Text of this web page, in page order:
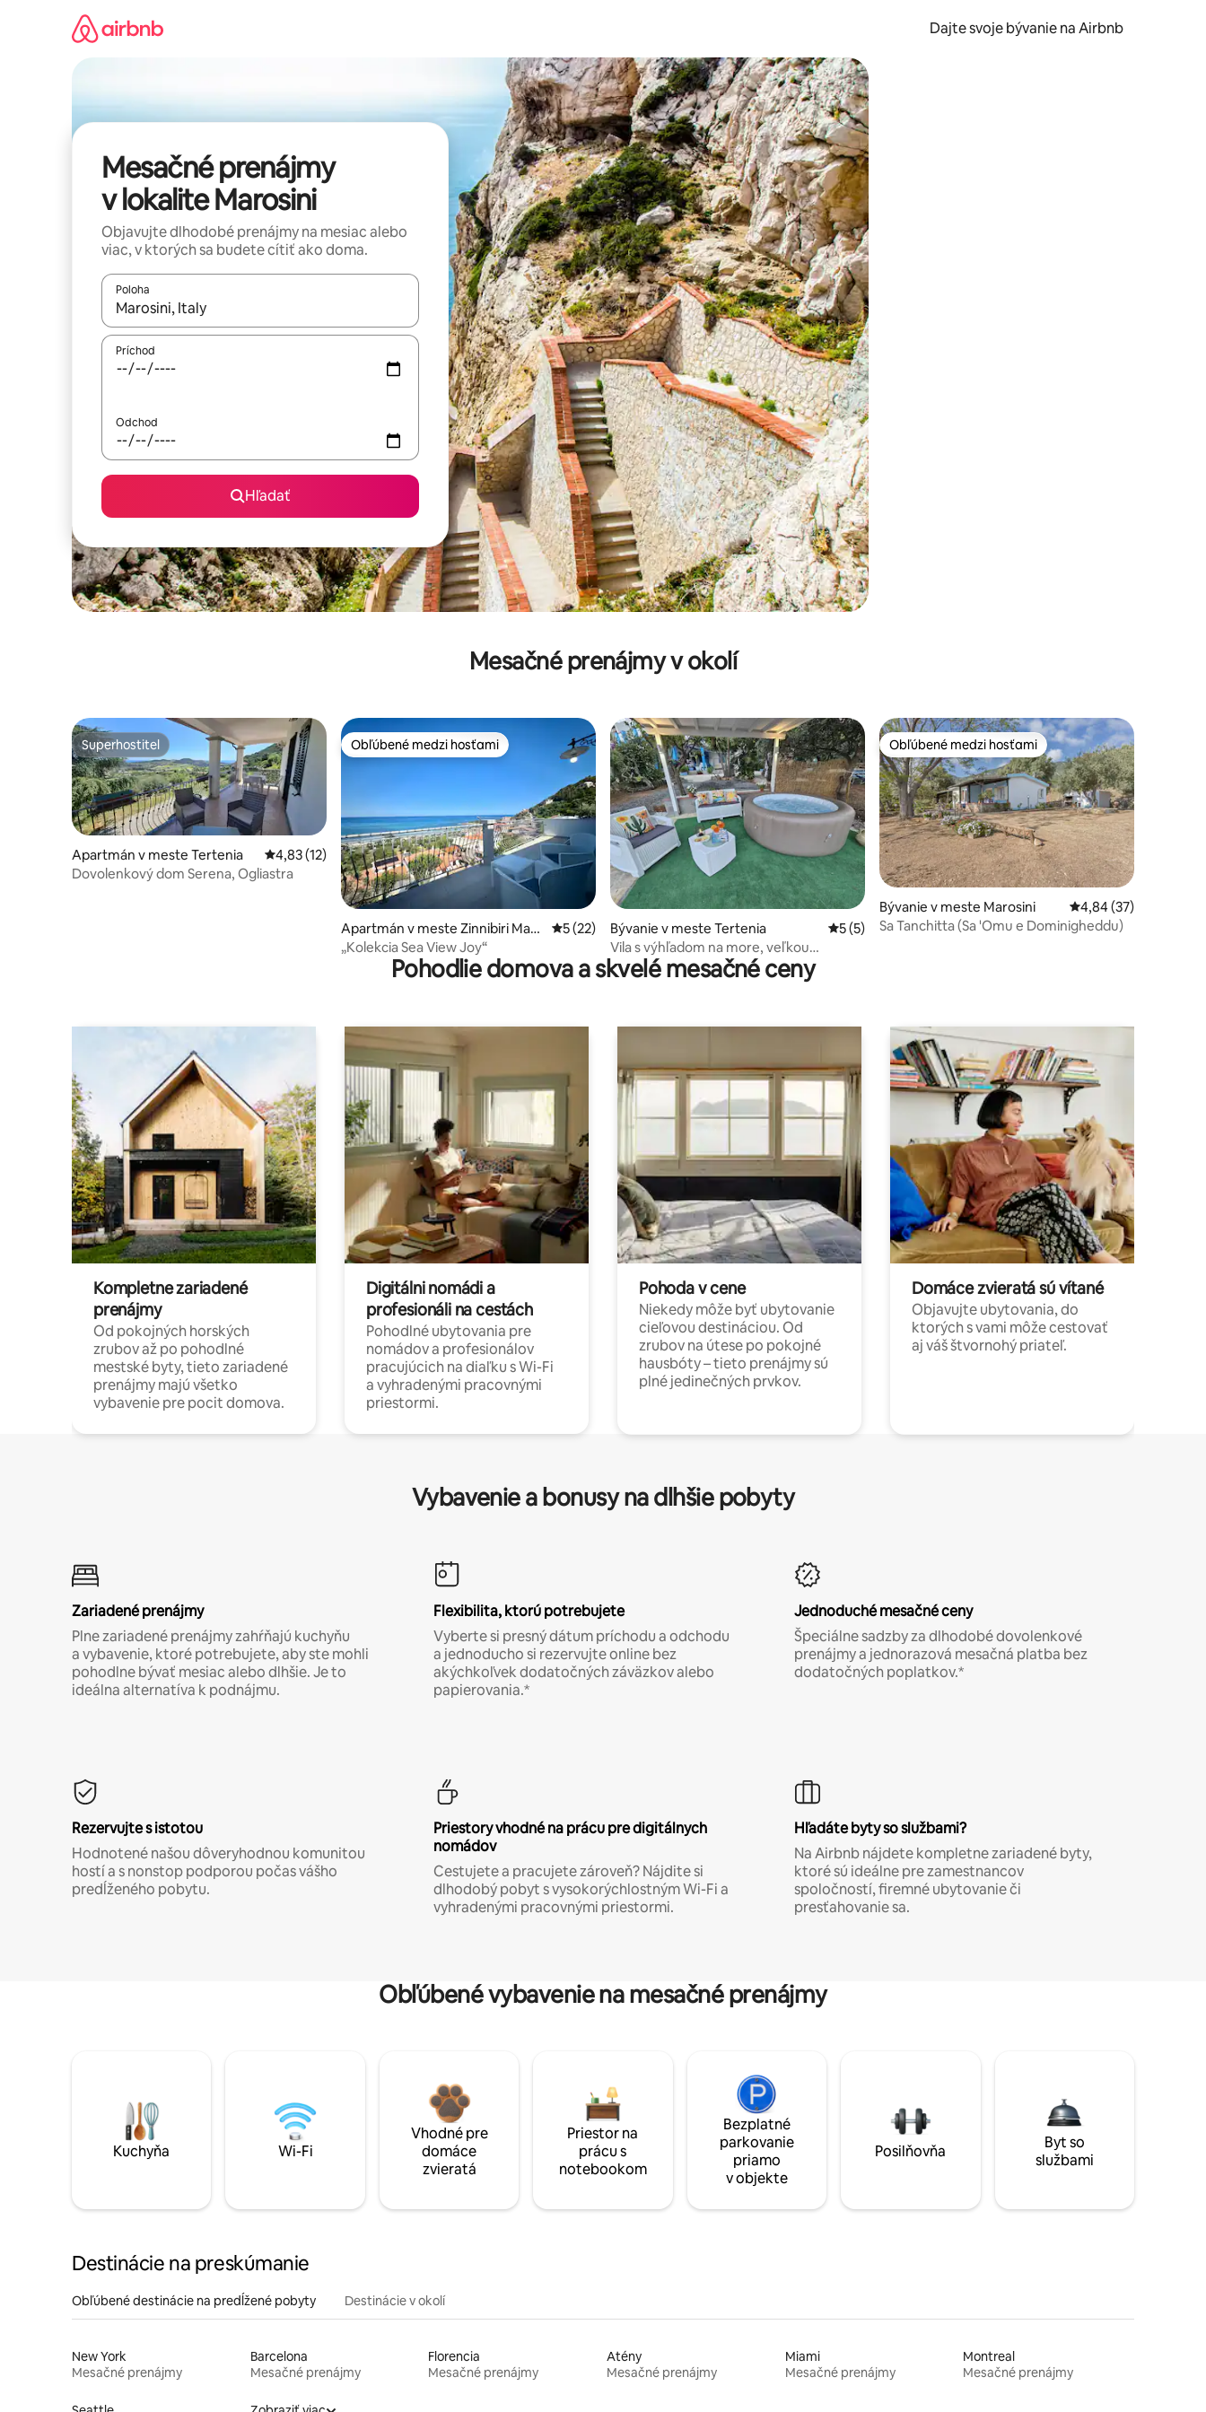
Dajte svoje bývanie na Airbnb
Mesačné prenájmy
v lokalite Marosini
Objavujte dlhodobé prenájmy na mesiac alebo
viac, v ktorých sa budete cítiť ako doma.
Poloha
Keď budú výsledky k dispozícii, môžete si ich prechádzať pomocou klávesov so šípkami nahor a nadol alebo ich preskúmať pomocou dotykových gest či potiahnutia prstom.
Príchod
Odchod
Hľadať
Mesačné prenájmy v okolí
Superhostiteľ
Superhostiteľ
Apartmán v meste Tertenia Priemerné ohodnotenie 4,83 z 5, počet hodnotení: 12
4,83 (12)
Dovolenkový dom Serena, Ogliastra
Obľúbené medzi hosťami
Obľúbené medzi hosťami
Apartmán v meste Zinnibiri Man
nu
Priemerné ohodnotenie 5 z 5, počet hodnotení: 22
5 (22)
„Kolekcia Sea View Joy“
Bývanie v meste Tertenia Priemerné ohodnotenie 5 z 5, počet hodnotení: 5
5 (5)
Vila s výhľadom na more, veľkou
záhradou a Wi-Fi
Obľúbené medzi hosťami
Obľúbené medzi hosťami
Bývanie v meste Marosini Priemerné
4,84 (37)
Sa Tanchitta (Sa 'Omu e Dominigheddu)
Pohodlie domova a skvelé mesačné ceny
Kompletne zariadené
prenájmy
Od pokojných horských
zrubov až po pohodlné
mestské byty, tieto zariadené
prenájmy majú všetko
vybavenie pre pocit domova.
Digitálni nomádi a
profesionáli na cestách
Pohodlné ubytovania pre
nomádov a profesionálov
pracujúcich na diaľku s Wi-Fi
a vyhradenými pracovnými
priestormi.
Pohoda v cene
Niekedy môže byť ubytovanie
cieľovou destináciou. Od
zrubov na útese po pokojné
hausbóty – tieto prenájmy sú
plné jedinečných prvkov.
Domáce zvieratá sú vítané
Objavujte ubytovania, do
ktorých s vami môže cestovať
aj váš štvornohý priateľ.
Vybavenie a bonusy na dlhšie pobyty
Zariadené prenájmy
Plne zariadené prenájmy zahŕňajú kuchyňu
a vybavenie, ktoré potrebujete, aby ste mohli
pohodlne bývať mesiac alebo dlhšie. Je to
ideálna alternatíva k podnájmu.
Flexibilita, ktorú potrebujete
Vyberte si presný dátum príchodu a odchodu
a jednoducho si rezervujte online bez
akýchkoľvek dodatočných záväzkov alebo
papierovania.*
Jednoduché mesačné ceny
Špeciálne sadzby za dlhodobé dovolenkové
prenájmy a jednorazová mesačná platba bez
dodatočných poplatkov.*
Rezervujte s istotou
Hodnotené našou dôveryhodnou komunitou
hostí a s nonstop podporou počas vášho
predĺženého pobytu.
Priestory vhodné na prácu pre digitálnych
nomádov
Cestujete a pracujete zároveň? Nájdite si
dlhodobý pobyt s vysokorýchlostným Wi-Fi a
vyhradenými pracovnými priestormi.
Hľadáte byty so službami?
Na Airbnb nájdete kompletne zariadené byty,
ktoré sú ideálne pre zamestnancov
spoločností, firemné ubytovanie či
presťahovanie sa.
Obľúbené vybavenie na mesačné prenájmy
Kuchyňa Wi-Fi
Vhodné pre
domáce
zvieratá
Priestor na
prácu s
notebookom
Bezplatné
parkovanie
priamo
v objekte
Posilňovňa
Byt so
službami
Destinácie na preskúmanie
Obľúbené destinácie na predĺžené pobyty Destinácie v okolí
New York
Mesačné prenájmy
Barcelona
Mesačné prenájmy
Florencia
Mesačné prenájmy
Atény
Mesačné prenájmy
Miami
Mesačné prenájmy
Montreal
Mesačné prenájmy